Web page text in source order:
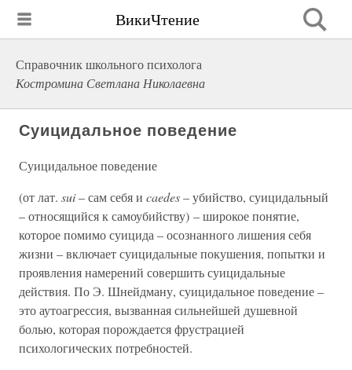
ВикиЧтение
Справочник школьного психолога
Костромина Светлана Николаевна
Суицидальное поведение
Суицидальное поведение
(от лат. sui– сам себя и caedes– убийство, суицидальный
– относящийся к самоубийству) – широкое понятие,
которое помимо суицида – осознанного лишения себя
жизни – включает суицидальные покушения, попытки и
проявления намерений совершить суицидальные
действия. По Э. Шнейдману, суицидальное поведение –
это аутоагрессия, вызванная сильнейшей душевной
болью, которая порождается фрустрацией
психологических потребностей.